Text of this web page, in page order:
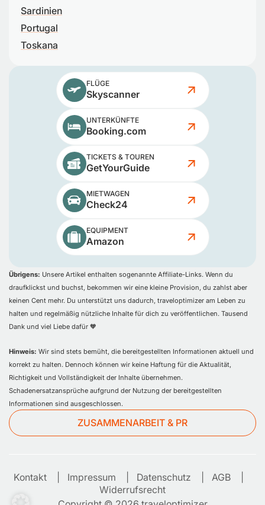
Sardinien
Portugal
Toskana
FLÜGE
Skyscanner
UNTERKÜNFTE
Booking.com
TICKETS & TOUREN
GetYourGuide
MIETWAGEN
Check24
EQUIPMENT
Amazon
Übrigens: Unsere Artikel enthalten sogenannte Affiliate-Links. Wenn du
draufklickst und buchst, bekommen wir eine kleine Provision, du zahlst aber
keinen Cent mehr. Du unterstützt uns dadurch, traveloptimizer am Leben zu
halten und regelmäßig nützliche Inhalte für dich zu veröffentlichen. Tausend
Dank und viel Liebe dafür 🧡
Hinweis: Wir sind stets bemüht, die bereitgestellten Informationen aktuell und
korrekt zu halten. Dennoch können wir keine Haftung für die Aktualität,
Richtigkeit und Vollständigkeit der Inhalte übernehmen.
Schadenersatzansprüche aufgrund der Nutzung der bereitgestellten
Informationen sind ausgeschlossen.
ZUSAMMENARBEIT & PR
Kontakt Impressum Datenschutz
AGB
Widerrufsrecht